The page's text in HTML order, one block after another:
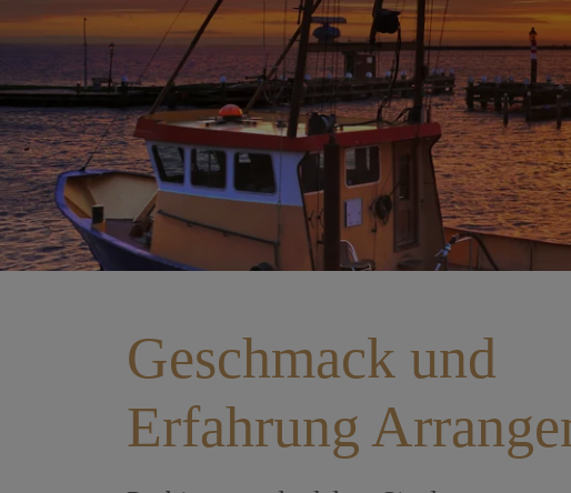
Geschmack und
Erfahrung